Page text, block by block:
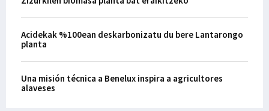
Acidekak %100ean deskarbonizatu du bere Lantarongo
planta
Una misión técnica a Benelux inspira a agricultores
alaveses